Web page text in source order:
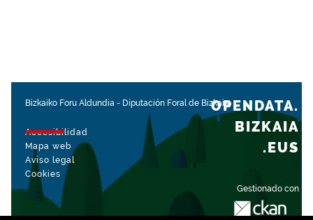
Bizkaiko Foru Aldundia - Diputación Foral de Bizkaia
Accesibilidad
Mapa web
Aviso legal
Cookies
Gestionado con
OPENDATA.
BIZKAIA
.EUS